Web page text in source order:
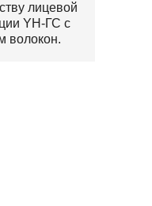
лицевой
YH-ГС с
волокон.